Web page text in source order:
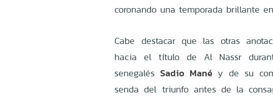
coronando una temporada brillante
Cabe destacar que las otras
hacia el título de Al Nassr
senegalés Sadio Mané y de su
senda del triunfo antes de la